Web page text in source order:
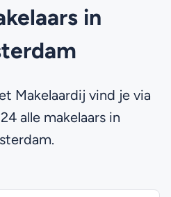
in
Makelaardij vind je via
alle makelaars in